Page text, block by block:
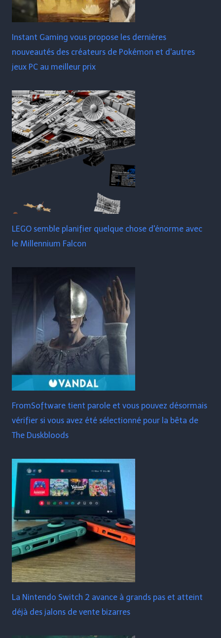
Instant Gaming vous propose les dernières
nouveautés des créateurs de Pokémon et d'autres
jeux PC au meilleur prix
LEGO semble planifier quelque chose d'énorme avec
le Millennium Falcon
FromSoftware tient parole et vous pouvez désormais
vérifier si vous avez été sélectionné pour la bêta de
The Duskbloods
La Nintendo Switch 2 avance à grands pas et atteint
déjà des jalons de vente bizarres